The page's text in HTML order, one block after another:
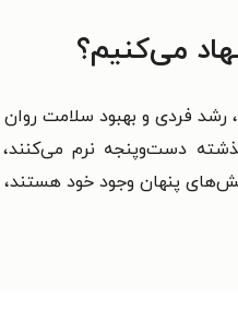
می‌کنیم؟
فردی و بهبود سلامت
دست‌وپنجه نرم
پنهان وجود خود